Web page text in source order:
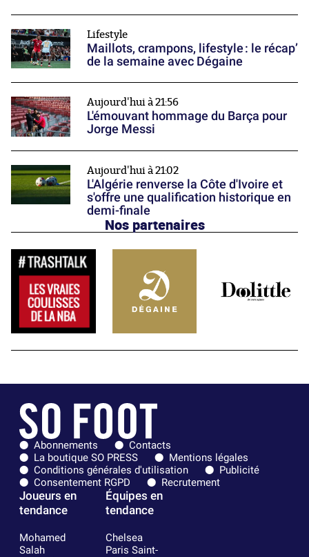
Lifestyle
Maillots, crampons, lifestyle : le récap’
de la semaine avec Dégaine
Aujourd'hui à 21:56
L'émouvant hommage du Barça pour
Jorge Messi
Aujourd'hui à 21:02
L'Algérie renverse la Côte d'Ivoire et
s'offre une qualification historique en
demi-finale
Nos partenaires
Abonnements
Contacts
La boutique SO PRESS
Mentions légales
Conditions générales d'utilisation
Publicité
Consentement RGPD
Recrutement
Joueurs en
tendance
Mohamed
Salah
Équipes en
tendance
Chelsea
Paris Saint-